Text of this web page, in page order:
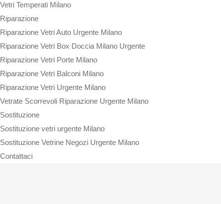
Vetri Temperati Milano
Riparazione
Riparazione Vetri Auto Urgente Milano
Riparazione Vetri Box Doccia Milano Urgente
Riparazione Vetri Porte Milano
Riparazione Vetri Balconi Milano
Riparazione Vetri Urgente Milano
Vetrate Scorrevoli Riparazione Urgente Milano
Sostituzione
Sostituzione vetri urgente Milano
Sostituzione Vetrine Negozi Urgente Milano
Contattaci